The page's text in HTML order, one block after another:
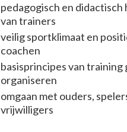
pedagogisch en didactisch
van trainers
veilig sportklimaat en
coachen
basisprincipes van training
organiseren
omgaan met ouders,
vrijwilligers